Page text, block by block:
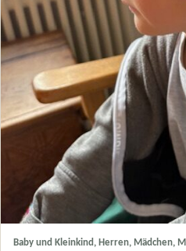
Baby und Kleinkind, Herren, Mädchen,